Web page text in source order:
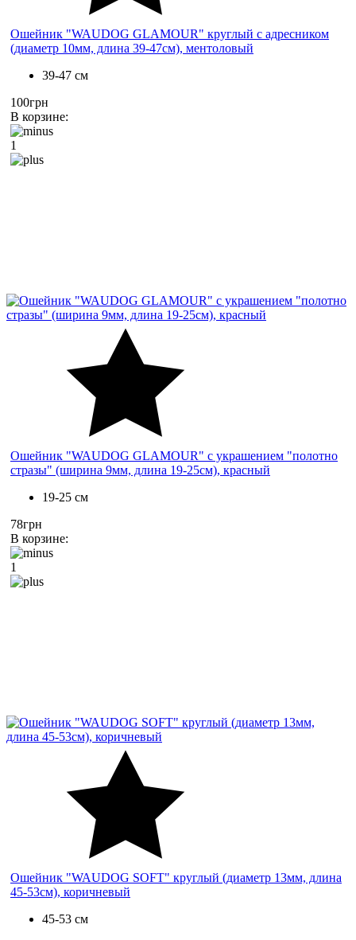
Ошейник "WAUDOG GLAMOUR" круглый с адресником
(диаметр 10мм, длина 39-47см), ментоловый
39-47 см
100грн
В корзине:
1
Ошейник "WAUDOG GLAMOUR" с украшением "полотно
стразы" (ширина 9мм, длина 19-25см), красный
19-25 см
78грн
В корзине:
1
Ошейник "WAUDOG SOFT" круглый (диаметр 13мм, длина
45-53см), коричневый
45-53 см